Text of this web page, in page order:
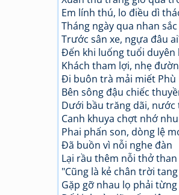
Em lính thú, lo điều dì
Tháng ngày qua nhan
Trước sân xe, ngựa đâu
Đến khi luống tuổi duyên
Khách tham lợi, nhẹ
Đi buôn trà mải miết Phù
Bên sông đậu chiếc
Dưới bầu trăng dãi, nước
Canh khuya chợt nhớ
Phai phấn son, dòng lệ
Đã buồn vì nỗi nghe đàn
Lại rầu thêm nỗi thở
"Cũng là kẻ chân trời
Gặp gỡ nhau lọ phải